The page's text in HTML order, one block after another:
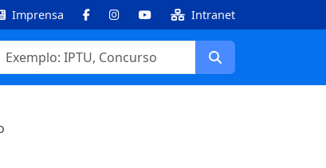
Imprensa FacebookInstagramYoutube Intranet
Buscar